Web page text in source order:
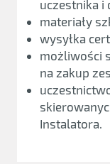
uczestnika i
materiały
wysyłka
możliwości
na zakup
Instalatora.